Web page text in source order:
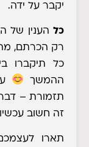
יקבר על ידה.
כל הענין של
רק הכרתם, מה
כל תיקברו
ההמשך
תזמורת –
זה חשוב
תארו